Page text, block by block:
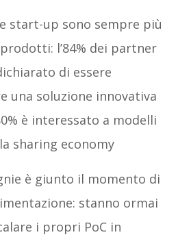
start-up sono sempre più
l’84% dei partner
di essere
una soluzione innovativa
è interessato a modelli
sharing economy
è giunto il momento di
stanno ormai
i propri PoC in